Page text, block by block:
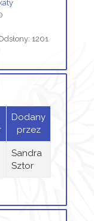
1201
Dodany
przez
Sandra
Sztor